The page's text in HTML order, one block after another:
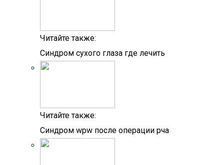
Читайте также:
Синдром сухого глаза где лечить
Читайте также:
Синдром wpw после операции рча